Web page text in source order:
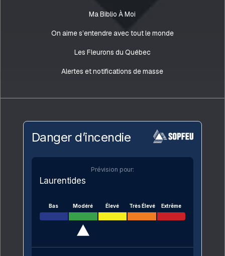
Ma Biblio À Moi
On aime s’entendre avec tout le monde
Les Fleurons du Québec
Alertes et notifications de masse
Danger d’incendie
Prévision pour:
Laurentides
Bas Modéré Élevé Très Élevé Extrême